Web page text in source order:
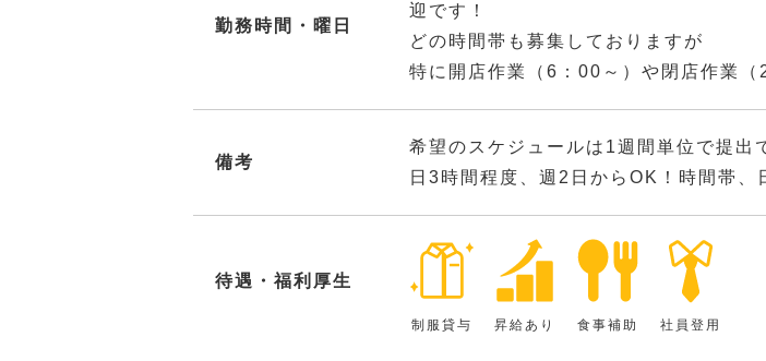
勤務時間・曜日
迎です！
どの時間帯も募集しておりますが
特に開店作業（6：00～）や閉店作業
備考
希望のスケジュールは1週間単位で提出
日3時間程度、週2日からOK！時間帯、
待遇・福利厚生
制服貸与 昇給あり 食事補助 社員登用